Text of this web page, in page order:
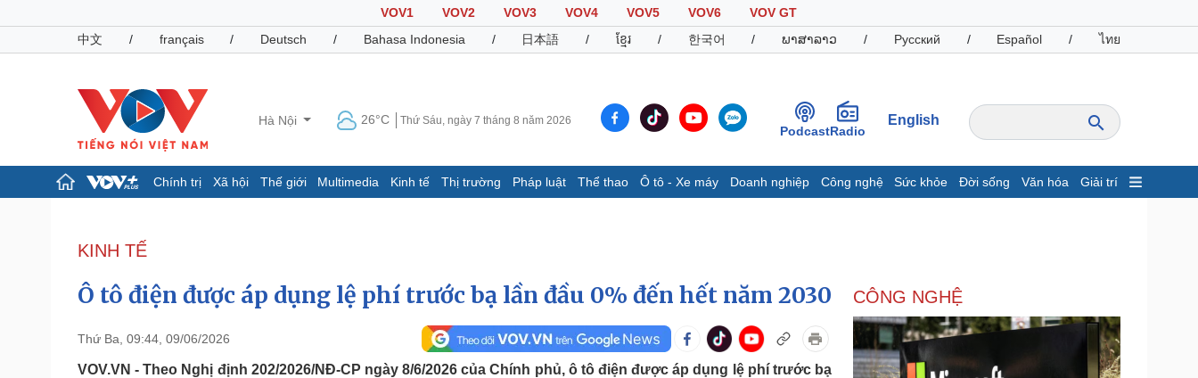
VOV1 VOV2 VOV3 VOV4 VOV5 VOV6
VOV GT
中文
/ français / Deutsch / Bahasa Indonesia / 日本語 / ខ្មែរ / 한국어 / ພາສາລາວ / Русский / Español / ไทย
Hà Nội 26°C Thứ Sáu, ngày 7 tháng 8 năm 2026
PodcastRadio
English
Chính trị Xã hội Thế giới Multimedia Kinh tế Thị trường Pháp luật Thể thao Ô tô - Xe máy Doanh nghiệp Công nghệ Sức khỏe Đời sống Văn hóa Giải trí
Đảng
Tổ chức nhân sự
Quốc hội
Nhận diện sự thật
Dấu ấn VOV
E-Magazine
Infographic
Giá cà phê
Pháp luật
Quân sự - Quốc phòng
Thể thao
Ô tô - Xe máy
Doanh nghiệp
Công nghệ
KINH TẾ
Ô tô điện được áp dụng lệ phí trước bạ lần đầu 0% đến hết năm 2030
Thứ Ba, 09:44, 09/06/2026
VOV.VN - Theo Nghị định 202/2026/NĐ-CР ngày 8/6/2026 của Chính phủ, ô tô điện được áp dụng lệ phí trước bạ
CÔNG NGHỆ